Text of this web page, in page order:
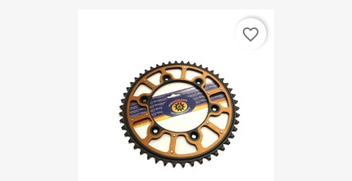
favorite_border